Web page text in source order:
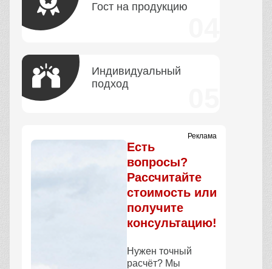
Гост на продукцию
Индивидуальный
подход
Реклама
Есть
вопросы?
Рассчитайте
стоимость или
получите
консультацию!
Нужен точный
расчёт? Мы